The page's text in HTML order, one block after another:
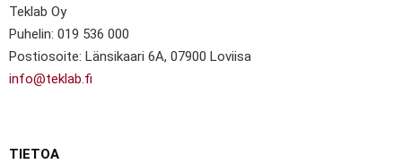
Teklab Oy
Puhelin: 019 536 000
Postiosoite: Länsikaari 6A, 07900 Loviisa
info@teklab.fi
TIETOA